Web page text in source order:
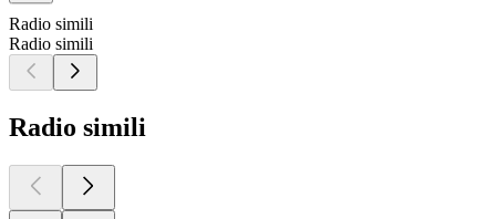
Radio simili
Radio simili
Radio simili